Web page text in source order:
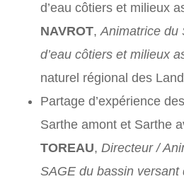
d’eau côtiers et milieux
NAVROT,Animatrice du
d’eau côtiers et milieux
naturel régional des
Partage d’expérience
Sarthe amont et Sarthe
TOREAU, Directeur /
SAGE du bassin versant